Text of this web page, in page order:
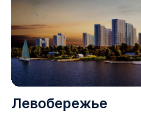
Левобережье